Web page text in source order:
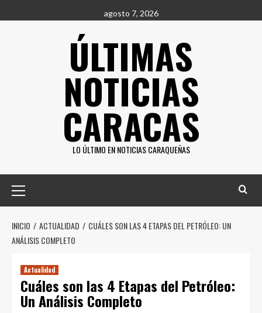
al
agosto 7, 2026
ÚLTIMAS
NOTICIAS
CARACAS
LO ÚLTIMO EN NOTICIAS CARAQUEÑAS
principal
INICIO ACTUALIDAD
CUÁLES SON LAS 4 ETAPAS DEL PETRÓLEO: UN
ANÁLISIS COMPLETO
Actualidad
Cuáles son las 4 Etapas del Petróleo:
Un Análisis Completo